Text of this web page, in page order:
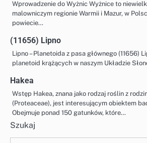
Wprowadzenie do Wyżnic Wyżnice to
malowniczym regionie Warmii i Mazur, w
powiecie…
(11656) Lipno
Lipno – Planetoida z pasa głównego (11656)
planetoid krążących w naszym Układzie
Hakea
Wstęp Hakea, znana jako rodzaj roślin z
(Proteaceae), jest interesującym obiektem
Obejmuje ponad 150 gatunków, które…
Szukaj